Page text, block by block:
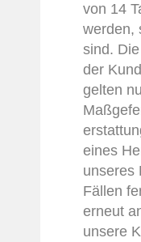
von 14
werden,
sind.
der
gelten
eines
unseres
Fällen
erneut
unsere